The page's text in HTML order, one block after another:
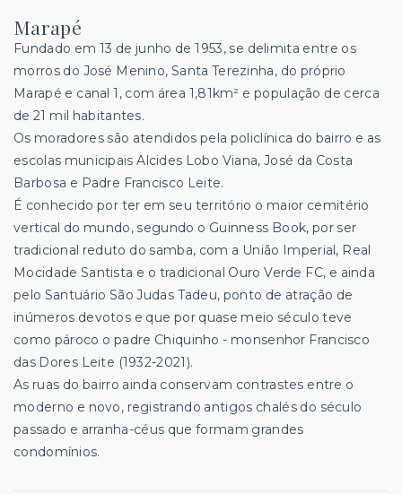
Marapé
Fundado em 13 de junho de 1953, se delimita entre os
morros do José Menino, Santa Terezinha, do próprio
Marapé e canal 1, com área 1,81km² e população de cerca
de 21 mil habitantes.
Os moradores são atendidos pela policlínica do bairro e as
escolas municipais Alcides Lobo Viana, José da Costa
Barbosa e Padre Francisco Leite.
É conhecido por ter em seu território o maior cemitério
vertical do mundo, segundo o Guinness Book, por ser
tradicional reduto do samba, com a União Imperial, Real
Mocidade Santista e o tradicional Ouro Verde FC, e ainda
pelo Santuário São Judas Tadeu, ponto de atração de
inúmeros devotos e que por quase meio século teve
como pároco o padre Chiquinho - monsenhor Francisco
das Dores Leite (1932-2021).
As ruas do bairro ainda conservam contrastes entre o
moderno e novo, registrando antigos chalés do século
passado e arranha-céus que formam grandes
condomínios.